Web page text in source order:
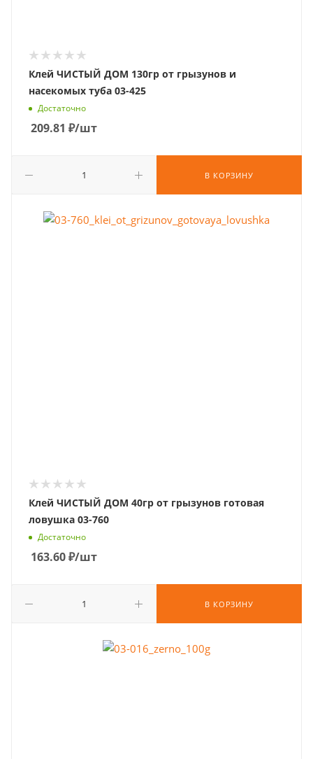
Клей ЧИСТЫЙ ДОМ 130гр от грызунов и
насекомых туба 03-425
Достаточно
209.81 ₽/шт
В КОРЗИНУ
Клей ЧИСТЫЙ ДОМ 40гр от грызунов готовая
ловушка 03-760
Достаточно
163.60₽/шт
В КОРЗИНУ